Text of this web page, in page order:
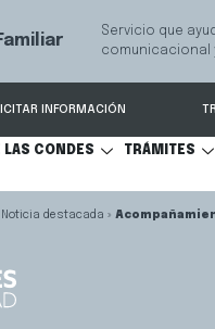
Servicio que
comunicacional
INFORMACIÓN
LAS CONDES TRÁMITES
Noticia destacada »